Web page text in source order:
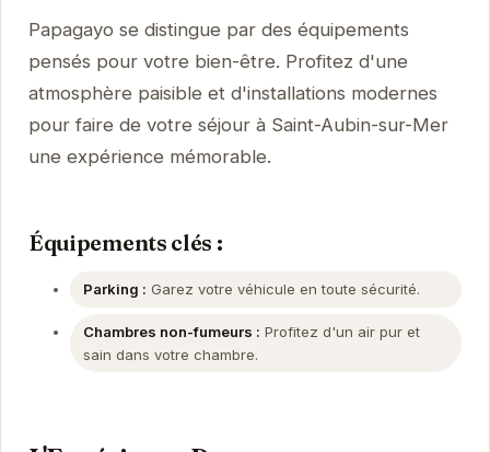
Papagayo se distingue par des équipements
pensés pour votre bien-être. Profitez d'une
atmosphère paisible et d'installations modernes
pour faire de votre séjour à Saint-Aubin-sur-Mer
une expérience mémorable.
Équipements clés :
Parking : Garez votre véhicule en toute sécurité.
Chambres non-fumeurs : Profitez d'un air pur et
sain dans votre chambre.